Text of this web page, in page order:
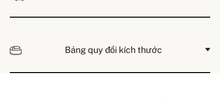
Bảng quy đổi kích thước